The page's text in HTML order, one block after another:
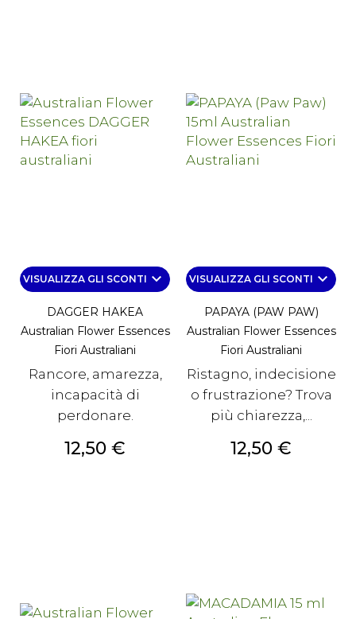
VISUALIZZA GLI SCONTI keyboard_arrow_down
DAGGER HAKEA
Australian Flower Essences
Fiori Australiani
Rancore, amarezza,
incapacità di
perdonare.
Prezzo
12,50 €
VISUALIZZA GLI SCONTI keyboard_arrow_down
PAPAYA (PAW PAW)
Australian Flower Essences
Fiori Australiani
Ristagno, indecisione
o frustrazione? Trova
più chiarezza,...
Prezzo
12,50 €